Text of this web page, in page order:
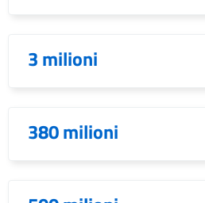
3 milioni
380 milioni